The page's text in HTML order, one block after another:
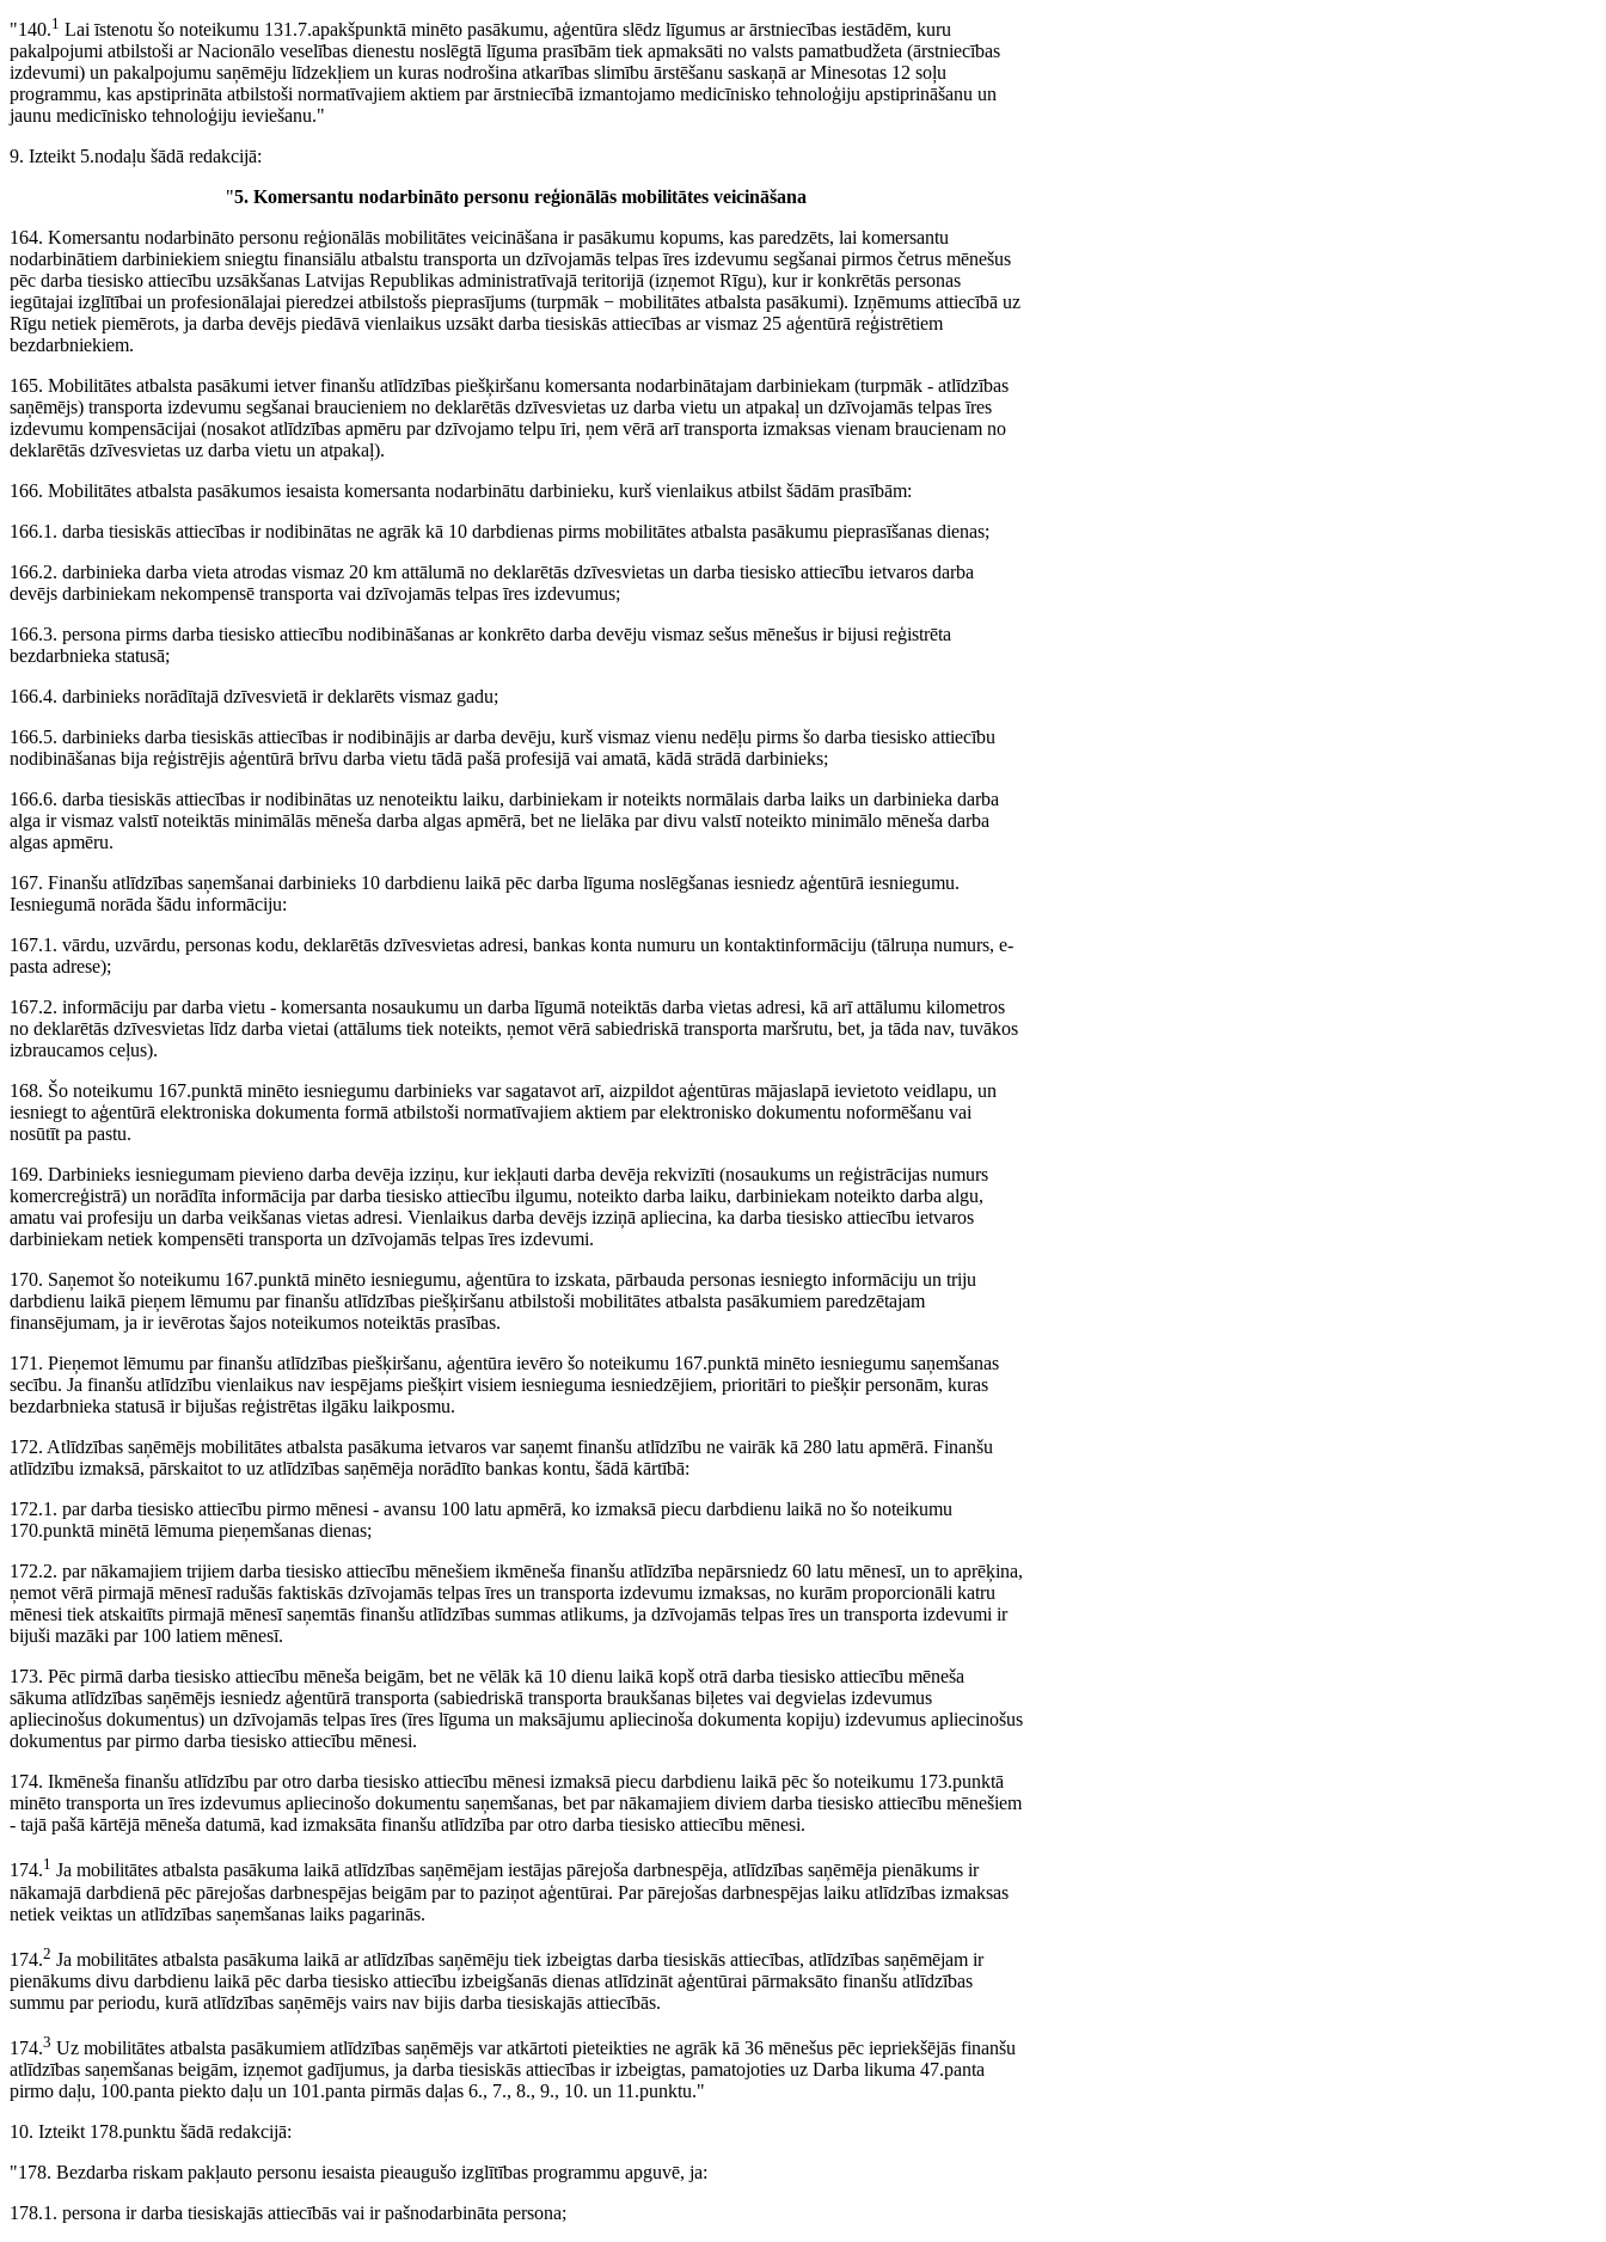
"140.1 Lai īstenotu šo noteikumu 131.7.apakšpunktā minēto pasākumu, aģentūra slēdz līgumus ar ārstniecības iestādēm, kuru
pakalpojumi atbilstoši ar Nacionālo veselības dienestu noslēgtā līguma prasībām tiek apmaksāti no valsts pamatbudžeta (ārstniecības
izdevumi) un pakalpojumu saņēmēju līdzekļiem un kuras nodrošina atkarības slimību ārstēšanu saskaņā ar Minesotas 12 soļu
programmu, kas apstiprināta atbilstoši normatīvajiem aktiem par ārstniecībā izmantojamo medicīnisko tehnoloģiju apstiprināšanu un
jaunu medicīnisko tehnoloģiju ieviešanu."
9. Izteikt 5.nodaļu šādā redakcijā:
"5. Komersantu nodarbināto personu reģionālās mobilitātes veicināšana
164. Komersantu nodarbināto personu reģionālās mobilitātes veicināšana ir pasākumu kopums, kas paredzēts, lai komersantu
nodarbinātiem darbiniekiem sniegtu finansiālu atbalstu transporta un dzīvojamās telpas īres izdevumu segšanai pirmos četrus mēnešus
pēc darba tiesisko attiecību uzsākšanas Latvijas Republikas administratīvajā teritorijā (izņemot Rīgu), kur ir konkrētās personas
iegūtajai izglītībai un profesionālajai pieredzei atbilstošs pieprasījums (turpmāk − mobilitātes atbalsta pasākumi). Izņēmums attiecībā uz
Rīgu netiek piemērots, ja darba devējs piedāvā vienlaikus uzsākt darba tiesiskās attiecības ar vismaz 25 aģentūrā reģistrētiem
bezdarbniekiem.
165. Mobilitātes atbalsta pasākumi ietver finanšu atlīdzības piešķiršanu komersanta nodarbinātajam darbiniekam (turpmāk - atlīdzības
saņēmējs) transporta izdevumu segšanai braucieniem no deklarētās dzīvesvietas uz darba vietu un atpakaļ un dzīvojamās telpas īres
izdevumu kompensācijai (nosakot atlīdzības apmēru par dzīvojamo telpu īri, ņem vērā arī transporta izmaksas vienam braucienam no
deklarētās dzīvesvietas uz darba vietu un atpakaļ).
166. Mobilitātes atbalsta pasākumos iesaista komersanta nodarbinātu darbinieku, kurš vienlaikus atbilst šādām prasībām:
166.1. darba tiesiskās attiecības ir nodibinātas ne agrāk kā 10 darbdienas pirms mobilitātes atbalsta pasākumu pieprasīšanas dienas;
166.2. darbinieka darba vieta atrodas vismaz 20 km attālumā no deklarētās dzīvesvietas un darba tiesisko attiecību ietvaros darba
devējs darbiniekam nekompensē transporta vai dzīvojamās telpas īres izdevumus;
166.3. persona pirms darba tiesisko attiecību nodibināšanas ar konkrēto darba devēju vismaz sešus mēnešus ir bijusi reģistrēta
bezdarbnieka statusā;
166.4. darbinieks norādītajā dzīvesvietā ir deklarēts vismaz gadu;
166.5. darbinieks darba tiesiskās attiecības ir nodibinājis ar darba devēju, kurš vismaz vienu nedēļu pirms šo darba tiesisko attiecību
nodibināšanas bija reģistrējis aģentūrā brīvu darba vietu tādā pašā profesijā vai amatā, kādā strādā darbinieks;
166.6. darba tiesiskās attiecības ir nodibinātas uz nenoteiktu laiku, darbiniekam ir noteikts normālais darba laiks un darbinieka darba
alga ir vismaz valstī noteiktās minimālās mēneša darba algas apmērā, bet ne lielāka par divu valstī noteikto minimālo mēneša darba
algas apmēru.
167. Finanšu atlīdzības saņemšanai darbinieks 10 darbdienu laikā pēc darba līguma noslēgšanas iesniedz aģentūrā iesniegumu.
Iesniegumā norāda šādu informāciju:
167.1. vārdu, uzvārdu, personas kodu, deklarētās dzīvesvietas adresi, bankas konta numuru un kontaktinformāciju (tālruņa numurs, e-
pasta adrese);
167.2. informāciju par darba vietu - komersanta nosaukumu un darba līgumā noteiktās darba vietas adresi, kā arī attālumu kilometros
no deklarētās dzīvesvietas līdz darba vietai (attālums tiek noteikts, ņemot vērā sabiedriskā transporta maršrutu, bet, ja tāda nav, tuvākos
izbraucamos ceļus).
168. Šo noteikumu 167.punktā minēto iesniegumu darbinieks var sagatavot arī, aizpildot aģentūras mājaslapā ievietoto veidlapu, un
iesniegt to aģentūrā elektroniska dokumenta formā atbilstoši normatīvajiem aktiem par elektronisko dokumentu noformēšanu vai
nosūtīt pa pastu.
169. Darbinieks iesniegumam pievieno darba devēja izziņu, kur iekļauti darba devēja rekvizīti (nosaukums un reģistrācijas numurs
komercreģistrā) un norādīta informācija par darba tiesisko attiecību ilgumu, noteikto darba laiku, darbiniekam noteikto darba algu,
amatu vai profesiju un darba veikšanas vietas adresi. Vienlaikus darba devējs izziņā apliecina, ka darba tiesisko attiecību ietvaros
darbiniekam netiek kompensēti transporta un dzīvojamās telpas īres izdevumi.
170. Saņemot šo noteikumu 167.punktā minēto iesniegumu, aģentūra to izskata, pārbauda personas iesniegto informāciju un triju
darbdienu laikā pieņem lēmumu par finanšu atlīdzības piešķiršanu atbilstoši mobilitātes atbalsta pasākumiem paredzētajam
finansējumam, ja ir ievērotas šajos noteikumos noteiktās prasības.
171. Pieņemot lēmumu par finanšu atlīdzības piešķiršanu, aģentūra ievēro šo noteikumu 167.punktā minēto iesniegumu saņemšanas
secību. Ja finanšu atlīdzību vienlaikus nav iespējams piešķirt visiem iesnieguma iesniedzējiem, prioritāri to piešķir personām, kuras
bezdarbnieka statusā ir bijušas reģistrētas ilgāku laikposmu.
172. Atlīdzības saņēmējs mobilitātes atbalsta pasākuma ietvaros var saņemt finanšu atlīdzību ne vairāk kā 280 latu apmērā. Finanšu
atlīdzību izmaksā, pārskaitot to uz atlīdzības saņēmēja norādīto bankas kontu, šādā kārtībā:
172.1. par darba tiesisko attiecību pirmo mēnesi - avansu 100 latu apmērā, ko izmaksā piecu darbdienu laikā no šo noteikumu
170.punktā minētā lēmuma pieņemšanas dienas;
172.2. par nākamajiem trijiem darba tiesisko attiecību mēnešiem ikmēneša finanšu atlīdzība nepārsniedz 60 latu mēnesī, un to aprēķina,
ņemot vērā pirmajā mēnesī radušās faktiskās dzīvojamās telpas īres un transporta izdevumu izmaksas, no kurām proporcionāli katru
mēnesi tiek atskaitīts pirmajā mēnesī saņemtās finanšu atlīdzības summas atlikums, ja dzīvojamās telpas īres un transporta izdevumi ir
bijuši mazāki par 100 latiem mēnesī.
173. Pēc pirmā darba tiesisko attiecību mēneša beigām, bet ne vēlāk kā 10 dienu laikā kopš otrā darba tiesisko attiecību mēneša
sākuma atlīdzības saņēmējs iesniedz aģentūrā transporta (sabiedriskā transporta braukšanas biļetes vai degvielas izdevumus
apliecinošus dokumentus) un dzīvojamās telpas īres (īres līguma un maksājumu apliecinoša dokumenta kopiju) izdevumus apliecinošus
dokumentus par pirmo darba tiesisko attiecību mēnesi.
174. Ikmēneša finanšu atlīdzību par otro darba tiesisko attiecību mēnesi izmaksā piecu darbdienu laikā pēc šo noteikumu 173.punktā
minēto transporta un īres izdevumus apliecinošo dokumentu saņemšanas, bet par nākamajiem diviem darba tiesisko attiecību mēnešiem
- tajā pašā kārtējā mēneša datumā, kad izmaksāta finanšu atlīdzība par otro darba tiesisko attiecību mēnesi.
174.1 Ja mobilitātes atbalsta pasākuma laikā atlīdzības saņēmējam iestājas pārejoša darbnespēja, atlīdzības saņēmēja pienākums ir
nākamajā darbdienā pēc pārejošas darbnespējas beigām par to paziņot aģentūrai. Par pārejošas darbnespējas laiku atlīdzības izmaksas
netiek veiktas un atlīdzības saņemšanas laiks pagarinās.
174.2 Ja mobilitātes atbalsta pasākuma laikā ar atlīdzības saņēmēju tiek izbeigtas darba tiesiskās attiecības, atlīdzības saņēmējam ir
pienākums divu darbdienu laikā pēc darba tiesisko attiecību izbeigšanās dienas atlīdzināt aģentūrai pārmaksāto finanšu atlīdzības
summu par periodu, kurā atlīdzības saņēmējs vairs nav bijis darba tiesiskajās attiecībās.
174.3 Uz mobilitātes atbalsta pasākumiem atlīdzības saņēmējs var atkārtoti pieteikties ne agrāk kā 36 mēnešus pēc iepriekšējās finanšu
atlīdzības saņemšanas beigām, izņemot gadījumus, ja darba tiesiskās attiecības ir izbeigtas, pamatojoties uz Darba likuma 47.panta
pirmo daļu, 100.panta piekto daļu un 101.panta pirmās daļas 6., 7., 8., 9., 10. un 11.punktu."
10. Izteikt 178.punktu šādā redakcijā:
"178. Bezdarba riskam pakļauto personu iesaista pieaugušo izglītības programmu apguvē, ja:
178.1. persona ir darba tiesiskajās attiecībās vai ir pašnodarbināta persona;